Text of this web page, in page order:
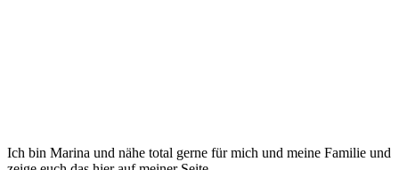
Ich bin Marina und nähe total gerne für mich und meine Familie und